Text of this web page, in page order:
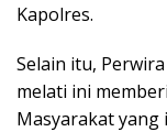
Kapolres.
Selain itu,
melati ini
Masyarakat yang